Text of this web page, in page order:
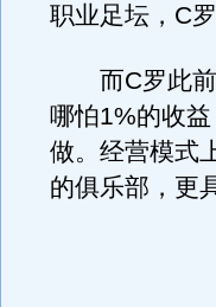
职业足坛，C
而C罗此前
哪怕1%的收
做。经营模式
的俱乐部，更